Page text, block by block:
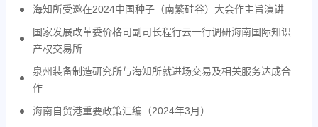
海知所受邀在2024中国种子（南繁硅谷）大会作主旨演讲
国家发展改革委价格司副司长程行云一行调研海南国际知识
产权交易所
泉州装备制造研究所与海知所就进场交易及相关服务达成合
作
海南自贸港重要政策汇编（2024年3月）